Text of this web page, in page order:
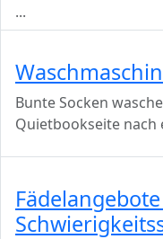
...
Bunte Socken
Quietbookseite